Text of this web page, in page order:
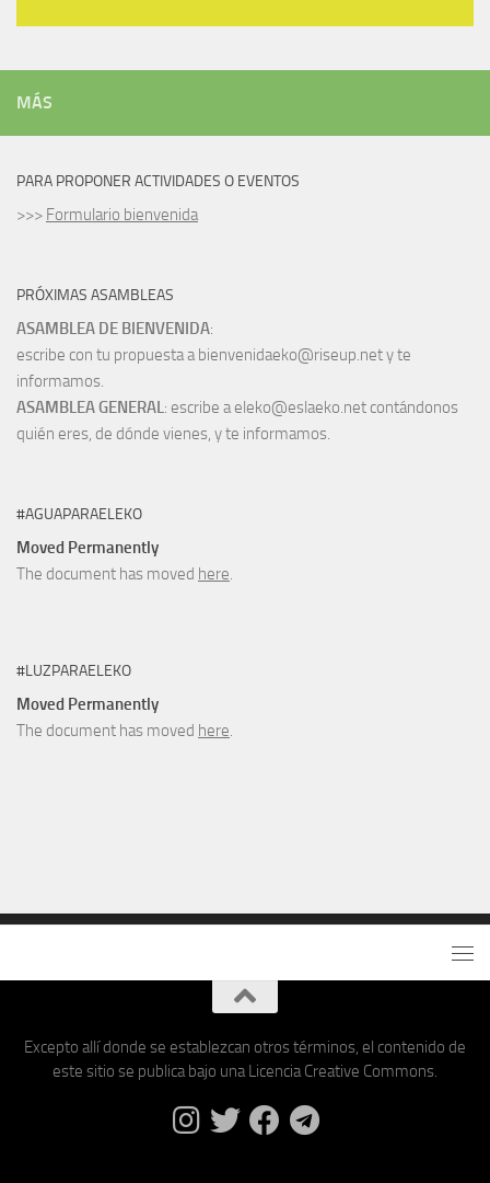
MÁS
PARA PROPONER ACTIVIDADES O EVENTOS
>>> Formulario bienvenida
PRÓXIMAS ASAMBLEAS
ASAMBLEA DE BIENVENIDA:
escribe con tu propuesta a bienvenidaeko@riseup.net y te
informamos.
ASAMBLEA GENERAL: escribe a eleko@eslaeko.net contándonos
quién eres, de dónde vienes, y te informamos.
#AGUAPARAELEKO
Moved Permanently
The document has moved here.
#LUZPARAELEKO
Moved Permanently
The document has moved here.
Excepto allí donde se establezcan otros términos, el contenido de
este sitio se publica bajo una Licencia Creative Commons.